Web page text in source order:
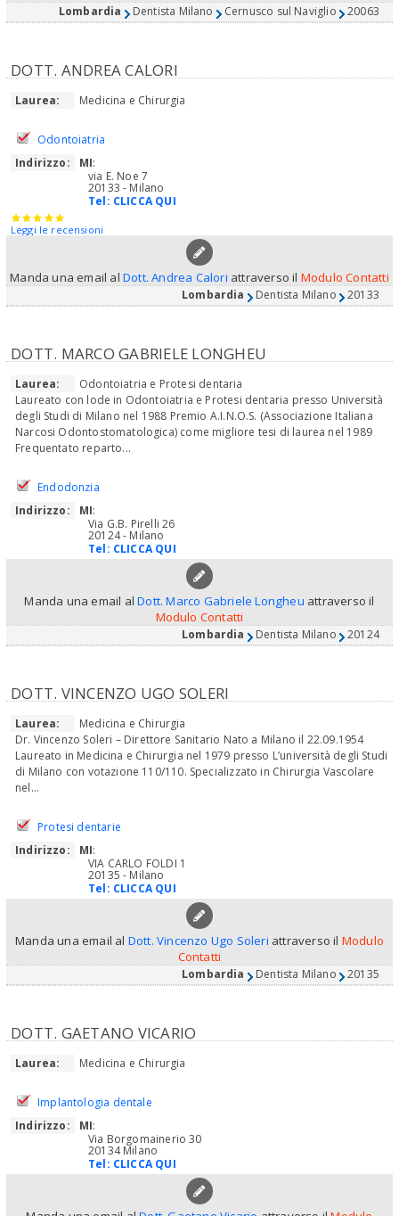
Lombardia Dentista Milano Cernusco sul Naviglio 20063
DOTT. ANDREA CALORI
Laurea: Medicina e Chirurgia
Odontoiatria
Indirizzo:
MI:
via E. Noe 7
20133 - Milano
Tel: CLICCA QUI
Leggi le recensioni
Manda una email alDott. Andrea Calori attraverso il Modulo Contatti
Lombardia Dentista Milano 20133
DOTT. MARCO GABRIELE LONGHEU
Laurea:
Odontoiatria e Protesi dentaria
Laureato con lode in Odontoiatria e Protesi dentaria presso Università
degli Studi di Milano nel 1988 Premio A.I.N.O.S. (Associazione Italiana
Narcosi Odontostomatologica) come migliore tesi di laurea nel 1989
Frequentato reparto...
Endodonzia
Indirizzo:
MI:
Via G.B. Pirelli 26
20124 - Milano
Tel: CLICCA QUI
Manda una email alDott. Marco Gabriele Longheu attraverso il
Modulo Contatti
Lombardia Dentista Milano 20124
DOTT. VINCENZO UGO SOLERI
Laurea:
Medicina e Chirurgia
Dr. Vincenzo Soleri – Direttore Sanitario Nato a Milano il 22.09.1954
Laureato in Medicina e Chirurgia nel 1979 presso L’università degli Studi
di Milano con votazione 110/110. Specializzato in Chirurgia Vascolare
nel...
Protesi dentarie
Indirizzo:
MI:
VIA CARLO FOLDI 1
20135 - Milano
Tel: CLICCA QUI
Manda una email al Dott. Vincenzo Ugo Soleri attraverso il Modulo
Contatti
Lombardia Dentista Milano 20135
DOTT. GAETANO VICARIO
Laurea: Medicina e Chirurgia
Implantologia dentale
Indirizzo:
MI:
Via Borgomainerio 30
20134 Milano
Tel: CLICCA QUI